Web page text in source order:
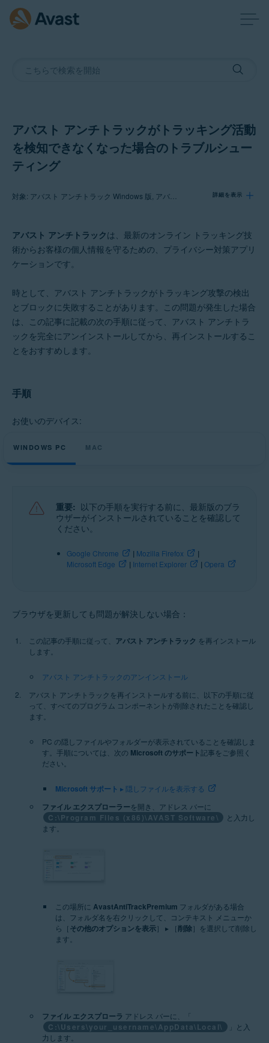
アバスト アンチトラックがトラッキング活動
を検知できなくなった場合のトラブルシュー
ティング
詳細を表示
製品:
アバスト アンチトラック 1.x Mac 版
オペレーティング システム:
Microsoft Windows 11 Home / Pro / Enterprise / Education
Microsoft Windows 10 Home / Pro / Enterprise / Education - 32 / 64 ビッ
ト
Microsoft Windows 8.1 / Pro / Enterprise - 32 / 64 ビット
Microsoft Windows 8 / Pro / Enterprise - 32 / 64 ビット
Apple macOS 12.x（Monterey）
Apple macOS 10.15.x（Catalina）
Apple macOS 10.12.x（Sierra）
Apple Mac OS X 10.11.x（El Capitan）
アバスト アンチトラックは、最新のオンライン トラッキング技
術からお客様の個人情報を守るための、プライバシー対策アプリ
ケーションです。
時として、アバスト アンチトラックがトラッキング攻撃の検出
とブロックに失敗することがあります。この問題が発生した場合
は、この記事に記載の次の手順に従って、アバスト アンチトラ
ックを完全にアンインストールしてから、再インストールするこ
とをおすすめします。
手順
お使いのデバイス:
WINDOWS PC MAC
重要: 以下の手順を実行する前に、最新版のブラ
ウザーがインストールされていることを確認して
ください。
Google Chrome | Mozilla Firefox |
Microsoft Edge | Internet Explorer | Opera
ブラウザを更新しても問題が解決しない場合：
この記事の手順に従って、 アバスト アンチトラック を再インストール
します。
アバスト アンチトラックのアンインストール
アバスト アンチトラックを再インストールする前に、以下の手順に従
って、すべてのプログラム コンポーネントが削除されたことを確認し
ます。
PC の隠しファイルやフォルダーが表示されていることを確認しま
す。手順については、次の Microsoft のサポート記事をご参照く
ださい。
Microsoft サポート ▸ 隠しファイルを表示する
ファイル エクスプローラーを開き、アドレス バーに
C:\Program Files (x86)\AVAST Software\
と入力し
ます。
この場所に AvastAntiTrackPremium フォルダがある場合
は、フォルダ名を右クリックして、コンテキスト メニューか
ら［ その他のオプションを表示］ ▸ ［削除］を選択して削除し
ます。
ファイル エクスプローラ アドレス バーに、「
C:\Users\your_username\AppData\Local\
」と入
力します。